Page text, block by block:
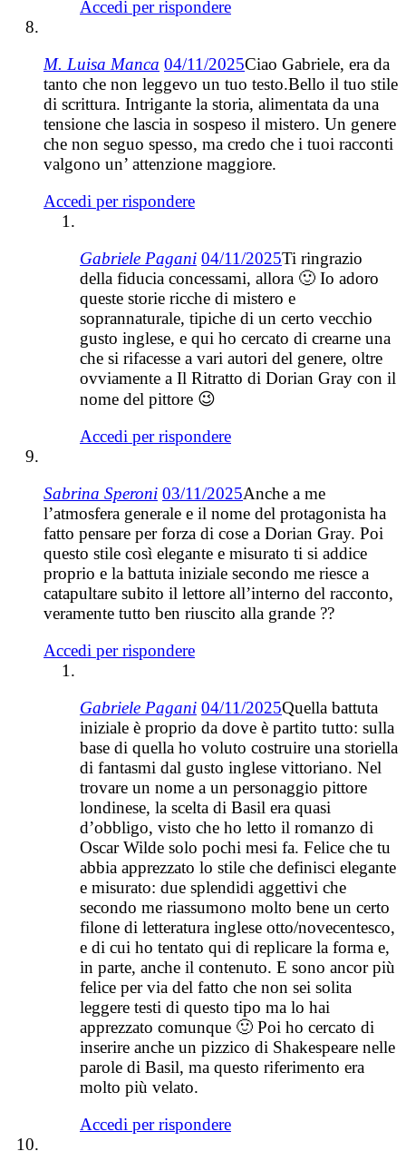
Accedi per rispondere
M. Luisa Manca 04/11/2025Ciao Gabriele, era da
tanto che non leggevo un tuo testo.Bello il tuo stile
di scrittura. Intrigante la storia, alimentata da una
tensione che lascia in sospeso il mistero. Un genere
che non seguo spesso, ma credo che i tuoi racconti
valgono un’ attenzione maggiore.
Accedi per rispondere
Gabriele Pagani 04/11/2025Ti ringrazio
della fiducia concessami, allora 🙂 Io adoro
queste storie ricche di mistero e
soprannaturale, tipiche di un certo vecchio
gusto inglese, e qui ho cercato di crearne una
che si rifacesse a vari autori del genere, oltre
ovviamente a Il Ritratto di Dorian Gray con il
nome del pittore 😉
Accedi per rispondere
Sabrina Speroni 03/11/2025Anche a me
l’atmosfera generale e il nome del protagonista ha
fatto pensare per forza di cose a Dorian Gray. Poi
questo stile così elegante e misurato ti si addice
proprio e la battuta iniziale secondo me riesce a
catapultare subito il lettore all’interno del racconto,
veramente tutto ben riuscito alla grande ??
Accedi per rispondere
Gabriele Pagani 04/11/2025Quella battuta
iniziale è proprio da dove è partito tutto: sulla
base di quella ho voluto costruire una storiella
di fantasmi dal gusto inglese vittoriano. Nel
trovare un nome a un personaggio pittore
londinese, la scelta di Basil era quasi
d’obbligo, visto che ho letto il romanzo di
Oscar Wilde solo pochi mesi fa. Felice che tu
abbia apprezzato lo stile che definisci elegante
e misurato: due splendidi aggettivi che
secondo me riassumono molto bene un certo
filone di letteratura inglese otto/novecentesco,
e di cui ho tentato qui di replicare la forma e,
in parte, anche il contenuto. E sono ancor più
felice per via del fatto che non sei solita
leggere testi di questo tipo ma lo hai
apprezzato comunque 🙂 Poi ho cercato di
inserire anche un pizzico di Shakespeare nelle
parole di Basil, ma questo riferimento era
molto più velato.
Accedi per rispondere